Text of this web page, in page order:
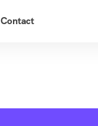
Contact